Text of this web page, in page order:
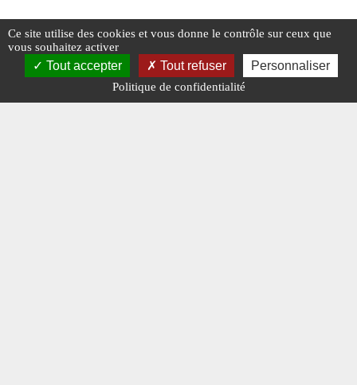
Ce site utilise des cookies et vous donne le contrôle sur ceux que
vous souhaitez activer
Tout accepter Tout refuser Personnaliser
Politique de confidentialité